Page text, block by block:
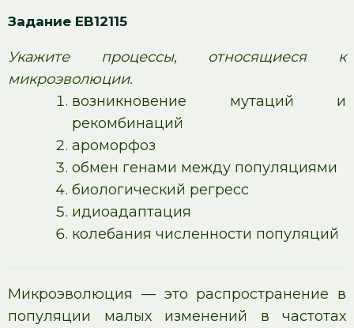
Задание EB12115
Укажите процессы, относящиеся к
микроэволюции.
возникновение мутаций и
рекомбинаций
ароморфоз
обмен генами между популяциями
биологический регресс
идиоадаптация
колебания численности популяций
Микроэволюция — это распространение в
популяции малых изменений в частотах